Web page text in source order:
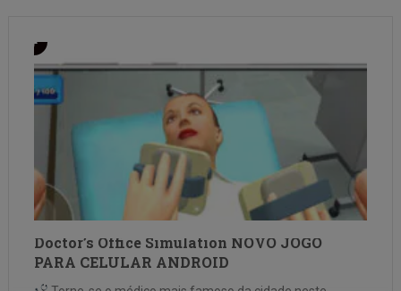
Doctor’s Office Simulation NOVO JOGO
PARA CELULAR ANDROID